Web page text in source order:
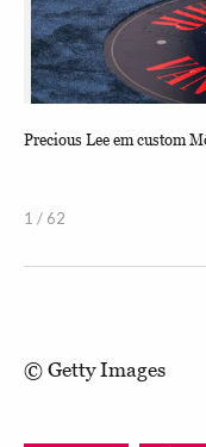
Precious Lee em custom
1 / 62
© Getty Images